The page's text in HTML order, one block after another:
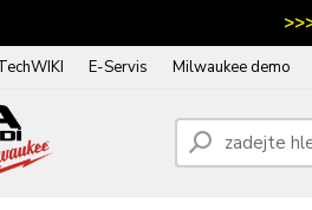
E-Servis Milwaukee demo